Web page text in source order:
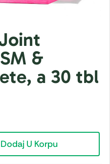
&
a 30 tbl
Dodaj U Korpu